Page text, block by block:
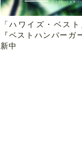
「ハワイズ・ベス
『ベストハンバーガ
新中